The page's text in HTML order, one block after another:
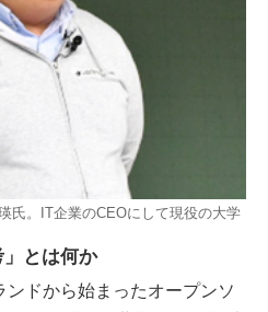
氏。IT企業のCEOにして現役の大学
」とは何か
ンドから始まったオープンソ